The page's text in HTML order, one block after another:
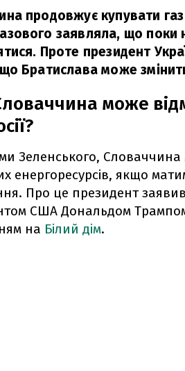
продовжує купувати
заявляла, що поки
Проте президент
Братислава може
може
Зеленського,
енергоресурсів, якщо
Про це президент заявив
США Дональдом
на Білий дім.